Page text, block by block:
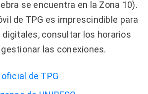
se encuentra en la Zona 10).
de TPG es imprescindible para
consultar los horarios
las conexiones.
de TPG